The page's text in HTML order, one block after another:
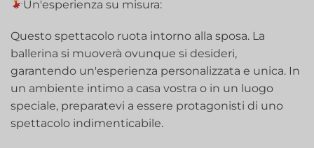
Un'esperienza su misura:
Questo spettacolo ruota intorno alla sposa. La
ballerina si muoverà ovunque si desideri,
garantendo un'esperienza personalizzata e unica. In
un ambiente intimo a casa vostra o in un luogo
speciale, preparatevi a essere protagonisti di uno
spettacolo indimenticabile.